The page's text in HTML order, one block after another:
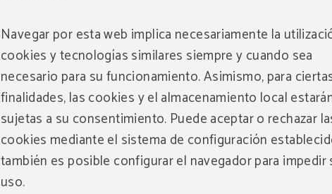
Navegar por esta web implica necesariamente la
cookies y tecnologías similares siempre y cuando sea
necesario para su funcionamiento. Asimismo, para
finalidades, las cookies y el almacenamiento local
sujetas a su consentimiento. Puede aceptar o rechazar
cookies mediante el sistema de configuración
también es posible configurar el navegador para impedir
uso.